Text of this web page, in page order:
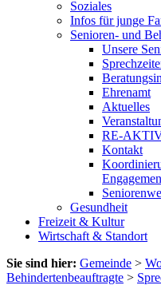
Soziales
Infos für junge
Senioren- und
Unsere
Ehrenamt
Aktuelles
RE-
Kontakt
Gesundheit
Freizeit & Kultur
Wirtschaft & Standort
Sie sind hier: Gemeinde >
Behindertenbeauftragte >